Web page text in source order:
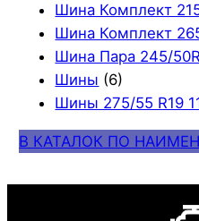
Шина Комплект
Шина Комплект
Шина Пара 245/
Шины (6)
Шины 275/55 R19
В КАТАЛОК ПО